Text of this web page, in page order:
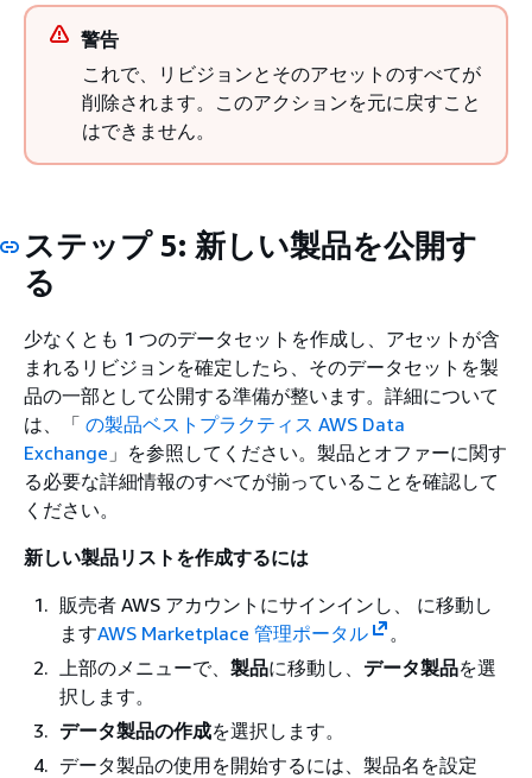
警告
これで、リビジョンとそのアセットのすべてが
削除されます。このアクションを元に戻すこと
はできません。
ステップ 5: 新しい製品を公開す
る
少なくとも 1 つのデータセットを作成し、アセットが含
まれるリビジョンを確定したら、そのデータセットを製
品の一部として公開する準備が整います。詳細について
は、「 の製品ベストプラクティス AWS Data
Exchange 」を参照してください。製品とオファーに関す
る必要な詳細情報のすべてが揃っていることを確認して
ください。
新しい製品リストを作成するには
販売者 AWS アカウントにサインインし、 に移動し
ますAWS Marketplace 管理ポータル
。
上部のメニューで、 製品に移動し、 データ製品を選
択します。
データ製品の作成を選択します。
データ製品の使用を開始するには、製品名を設定